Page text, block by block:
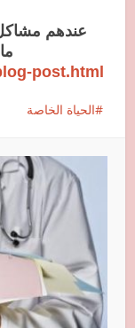
عندهم مشاكل
post.html
الحياة الخاصة